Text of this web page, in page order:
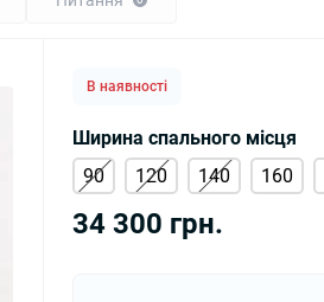
В наявності
Ширина спального місця
90
120 140 160
34 300 грн.